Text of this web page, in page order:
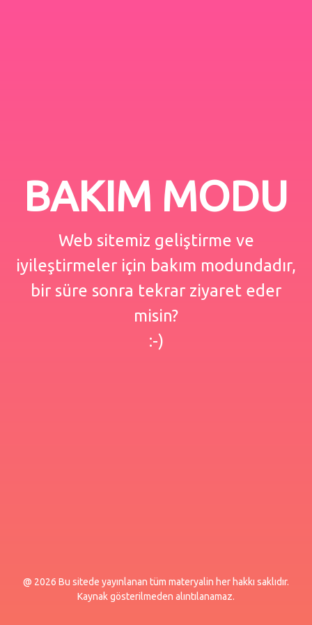
BAKIM MODU
Web sitemiz geliştirme ve
iyileştirmeler için bakım modundadır,
bir süre sonra tekrar ziyaret eder
misin?
:-)
@ 2026 Bu sitede yayınlanan tüm materyalin her hakkı saklıdır.
Kaynak gösterilmeden alıntılanamaz.